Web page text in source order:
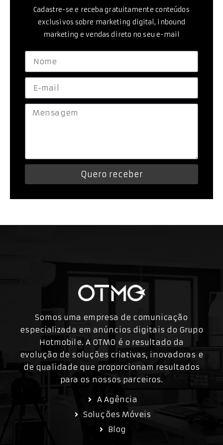
Cadastre-se e receba gratuitamente conteúdos
exclusivos sobre marketing digital, inbound
marketing e vendas direto no seu e-mail
Quero receber
Somos uma empresa de comunicação
especializada em anúncios digitais do Grupo
Hotmobile. A OTMO é o resultado da
evolução de soluções criativas, inovadoras e
de qualidade que proporcionam resultados
para os nossos parceiros.
A Agência
Soluções Móveis
Blog